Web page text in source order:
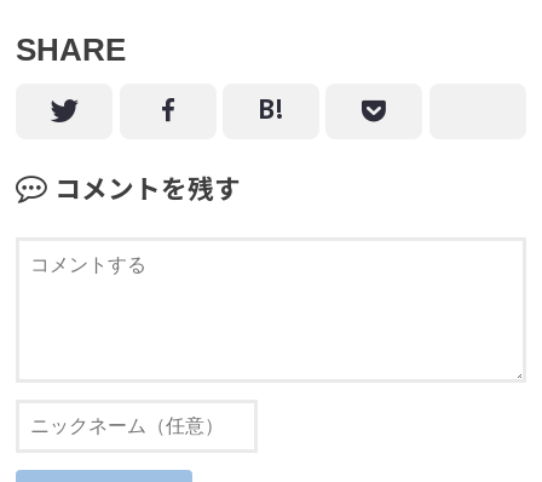
SHARE
コメントを残す